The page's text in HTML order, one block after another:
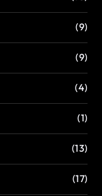
(9)
(9)
(4)
(1)
(13)
(17)